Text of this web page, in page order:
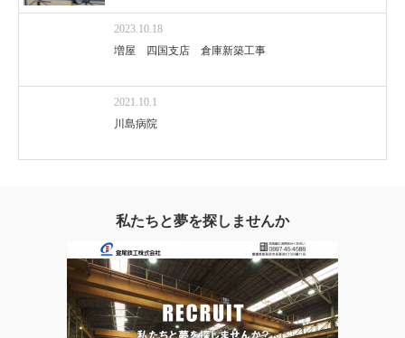
2023.10.18
増屋 四国支店 倉庫新築工事
2021.10.1
川島病院
私たちと夢を探しませんか